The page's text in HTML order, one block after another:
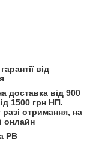
від
доставка від 900
1500 грн НП.
отримання, на
онлайн
РВ